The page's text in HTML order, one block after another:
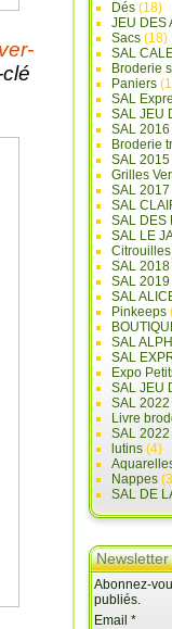
Dés (18)
JEU DES
Sacs (18)
SAL
Broderie
Paniers
SAL
SAL JEU
SAL 2016
Broderie
SAL
Grilles
SAL 2017
SAL
SAL DES
SAL LE
Citrouilles
SAL 2018
SAL 2019
SAL
Pinkeeps
SAL
SAL
Expo
SAL JEU
SAL
Livre
SAL
lutins (4)
Nappes
SAL DE
Newsletter
Abonnez-
publiés.
Email